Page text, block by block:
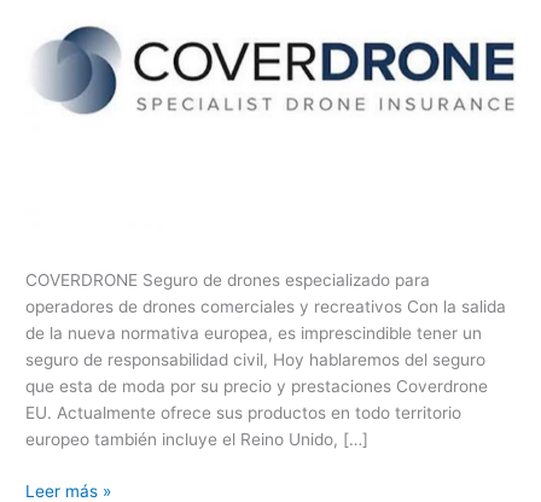
COVERDRONE Seguro de drones especializado para
operadores de drones comerciales y recreativos Con la salida
de la nueva normativa europea, es imprescindible tener un
seguro de responsabilidad civil, Hoy hablaremos del seguro
que esta de moda por su precio y prestaciones Coverdrone
EU. Actualmente ofrece sus productos en todo territorio
europeo también incluye el Reino Unido, […]
Leer más »